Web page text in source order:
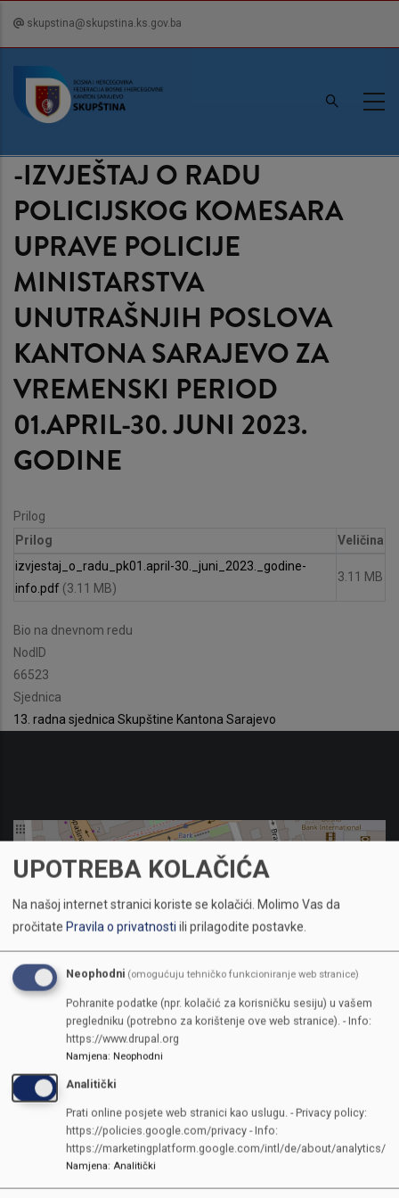
content
skupstina@skupstina.ks.gov.ba
-IZVJEŠTAJ O RADU
POLICIJSKOG KOMESARA
UPRAVE POLICIJE
MINISTARSTVA
UNUTRAŠNJIH POSLOVA
KANTONA SARAJEVO ZA
VREMENSKI PERIOD
01.APRIL-30. JUNI 2023.
GODINE
Prilog
Prilog
Veličina
izvjestaj_o_radu_pk01.april-30._juni_2023._godine-
info.pdf (3.11 MB)
3.11 MB
Bio na dnevnom redu
NodID
66523
Sjednica
13. radna sjednica Skupštine Kantona Sarajevo
KONTAKTI
SKUPŠTINA
Adresa: Sarajevo, Reisa Džemaludina Čauševića 1
387 33 562-044
UPOTREBA KOLAČIĆA
Na našoj internet stranici koriste se kolačići. Molimo Vas da
pročitate Pravila o privatnostiili prilagodite postavke.
Neophodni (omogućuju tehničko funkcioniranje web stranice)
Pohranite podatke (npr. kolačić za korisničku sesiju) u vašem
pregledniku (potrebno za korištenje ove web stranice). - Info:
https://www.drupal.org
Namjena: Neophodni
Analitički
Prati online posjete web stranici kao uslugu. - Privacy policy:
https://policies.google.com/privacy - Info:
https://marketingplatform.google.com/intl/de/about/analytics/
Namjena: Analitički